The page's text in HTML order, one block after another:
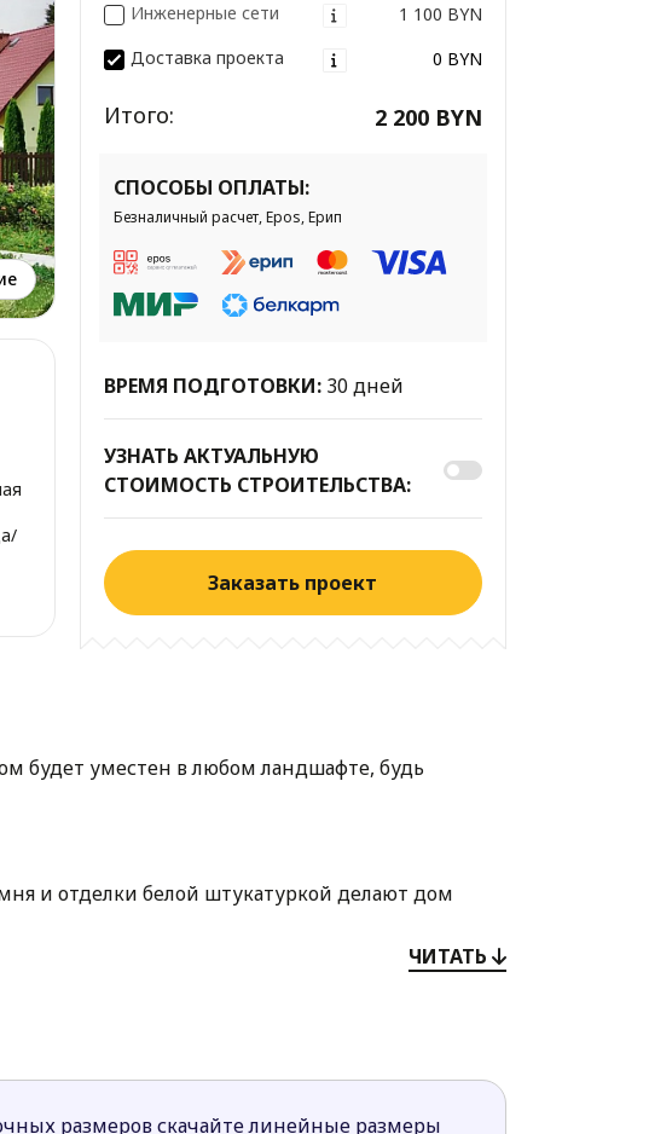
Инженерные сети
1 100 BYN
Доставка проекта
0 BYN
Итого: 2 200 BYN
СПОСОБЫ ОПЛАТЫ:
Безналичный расчет, Epos, Ерип
ВРЕМЯ ПОДГОТОВКИ: 30 дней
УЗНАТЬ АКТУАЛЬНУЮ
СТОИМОСТЬ СТРОИТЕЛЬСТВА:
Заказать проект
будет уместен в любом ландшафте, будь
и отделки белой штукатуркой делают дом
в единое пространство, обеспечивает
спальнями и просторный общий санузел.
можно проводить досуг и принимать
домов, среди которых каждый застройщик
ЧИТАТЬ
размеров скачайте линейные размеры